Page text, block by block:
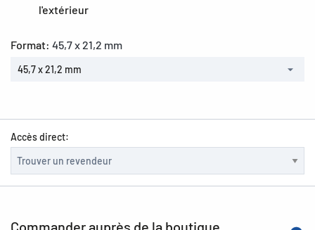
l'extérieur
Format: 45,7 x 21,2 mm
45,7 x 21,2 mm
Accès direct:
Commander auprès de la boutique